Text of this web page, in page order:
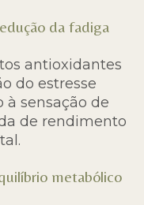
da fadiga
antioxidantes
do estresse
à sensação de
de rendimento
metabólico